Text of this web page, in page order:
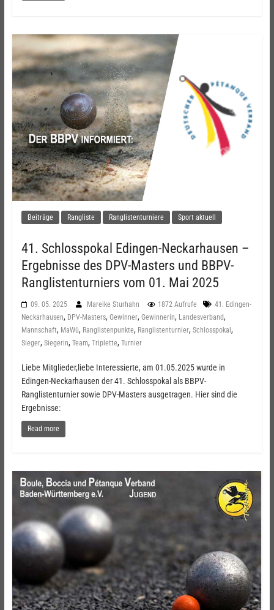
Beiträge Rangliste Ranglistenturniere Sport aktuell
41. Schlosspokal Edingen-Neckarhausen –
Ergebnisse des DPV-Masters und BBPV-
Ranglistenturniers vom 01. Mai 2025
09. 05. 2025 Mareike Sturhahn 1872 Aufrufe
41. Edingen-
Neckarhausen, DPV-Masters, Gewinner, Gewinnerin, Landesverband,
Mannschaft, MaWü, Ranglistenpunkte, Ranglistenturnier, Schlosspokal ,
Sieger, Siegerin, Team, Triplette, Turnier
Liebe Mitglieder,liebe Interessierte, am 01.05.2025 wurde in
Edingen-Neckarhausen der 41. Schlosspokal als BBPV-
Ranglistenturnier sowie DPV-Masters ausgetragen. Hier sind die
Ergebnisse:
Read more